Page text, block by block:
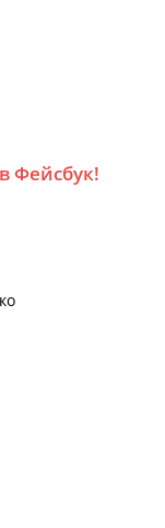
Фейсбук!